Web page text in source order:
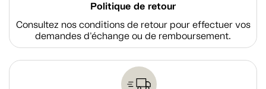
Politique de retour
Consultez nos conditions de retour pour effectuer vos
demandes d'échange ou de remboursement.